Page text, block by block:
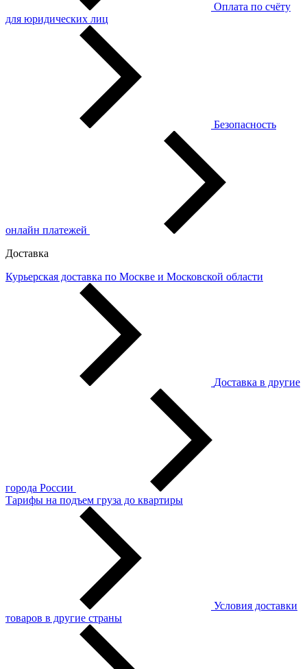
Оплата по счёту
для юридических лиц
Безопасность
онлайн платежей
Доставка
Курьерская доставка по Москве и Московской области
Доставка в другие
города России
Тарифы на подъем груза до квартиры
Условия доставки
товаров в другие страны